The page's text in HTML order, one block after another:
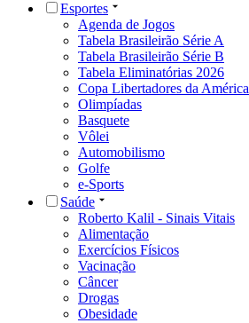
Esportes
Agenda de Jogos
Tabela Brasileirão Série A
Tabela Brasileirão Série B
Tabela Eliminatórias 2026
Copa Libertadores da América
Olimpíadas
Basquete
Vôlei
Automobilismo
Golfe
e-Sports
Saúde
Roberto Kalil - Sinais Vitais
Alimentação
Exercícios Físicos
Vacinação
Câncer
Drogas
Obesidade